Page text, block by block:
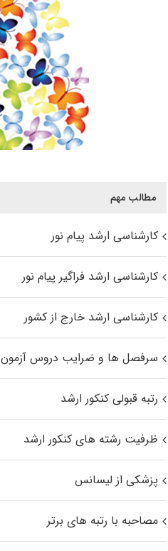
مطالب مهم
کارشناسی ارشد پیام نور
کارشناسی ارشد فراگیر پیام نور
کارشناسی ارشد خارج از کشور
سرفصل ها و ضرایب دروس آزمون
رتبه قبولی کنکور ارشد
ظرفیت رشته های کنکور ارشد
پزشکی از لیسانس
مصاحبه با رتبه های برتر